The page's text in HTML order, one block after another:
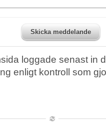
Skicka meddelande
loggade senast in
enligt kontroll som